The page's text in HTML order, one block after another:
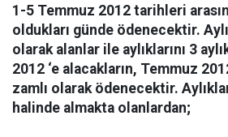
1-5 Temmuz 2012 tarihleri
oldukları günde ödenecektir.
olarak alanlar ile aylıklarını 3
2012 ‘e alacakların, Temmuz
zamlı olarak ödenecektir.
halinde almakta olanlardan;